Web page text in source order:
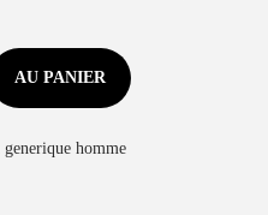
AU PANIER
homme